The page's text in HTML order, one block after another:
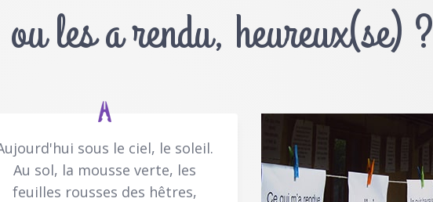
les a rendu, heureux(se) ?
sous le ciel, le soleil.
Au sol, la mousse verte, les
feuilles rousses des hêtres,